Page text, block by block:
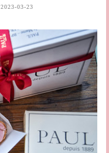
2023-03-23